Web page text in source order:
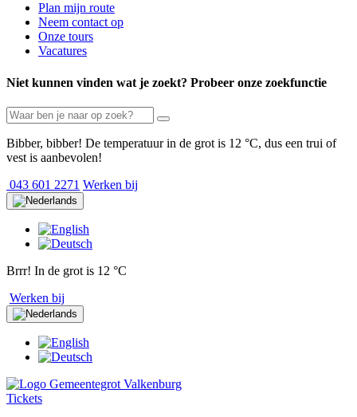
Plan mijn route
Neem contact op
Onze tours
Vacatures
Niet kunnen vinden wat je zoekt? Probeer onze zoekfunctie
Bibber, bibber! De temperatuur in de grot is 12 °C, dus een trui of
vest is aanbevolen!
043 601 2271 Werken bij
Brrr! In de grot is 12 °C
Werken bij
Tickets